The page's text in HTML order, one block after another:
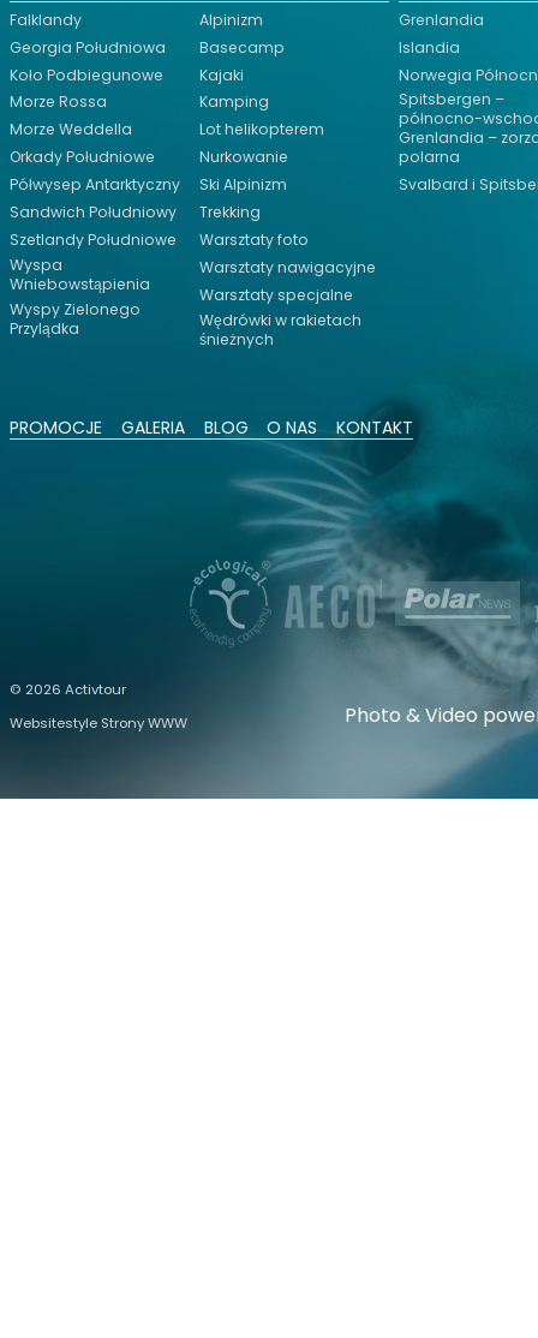
Falklandy
Georgia Południowa
Koło Podbiegunowe
Morze Rossa
Morze Weddella
Orkady Południowe
Półwysep Antarktyczny
Sandwich Południowy
Szetlandy Południowe
Wyspa
Wniebowstąpienia
Wyspy Zielonego
Przylądka
Alpinizm
Basecamp
Kajaki
Kamping
Lot helikopterem
Nurkowanie
Ski Alpinizm
Trekking
Warsztaty foto
Warsztaty nawigacyjne
Warsztaty specjalne
Wędrówki w rakietach
śnieżnych
Grenlandia
Islandia
Norwegia
Spitsbergen –
północno-
Grenlandia –
polarna
Svalbard i
PROMOCJE GALERIA BLOG O NAS KONTAKT
© 2026 Activtour
Websitestyle Strony WWW
Photo & Video